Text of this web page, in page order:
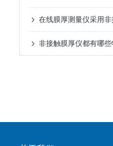
非接触膜厚仪都有哪些